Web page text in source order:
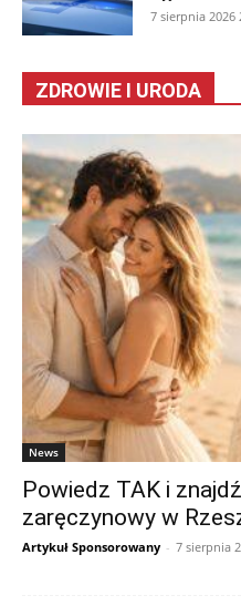
7 sierpnia 2026
ZDROWIE I URODA
News
Powiedz TAK i
zaręczynowy w
Artykuł Sponsorowany - 7 sierpnia